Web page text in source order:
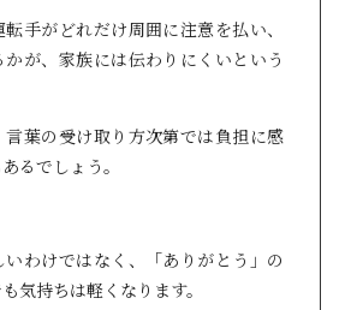
手がどれだけ周囲に注意を払い、
が、家族には伝わりにくいという
葉の受け取り方次第では負担に感
るでしょう。
わけではなく、「ありがとう」の
気持ちは軽くなります。